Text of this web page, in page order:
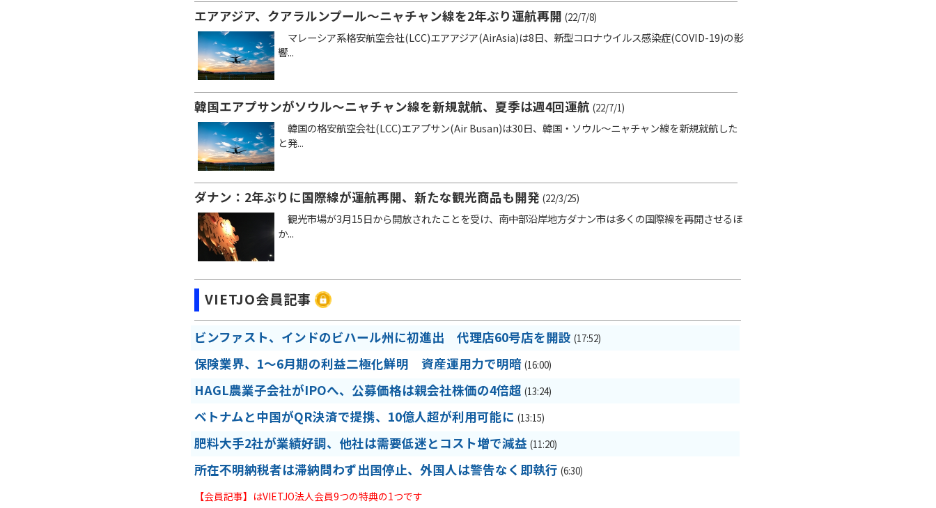
エアアジア、クアラルンプール～ニャチャン線を2年ぶり運航再開 (22/7/8)
マレーシア系格安航空会社(LCC)エアアジア(AirAsia)は8日、新型コロナウイルス感染症(COVID-19)の影
響...
韓国エアプサンがソウル～ニャチャン線を新規就航、夏季は週4回運航 (22/7/1)
韓国の格安航空会社(LCC)エアプサン(Air Busan)は30日、韓国・ソウル～ニャチャン線を新規就航した
と発...
ダナン：2年ぶりに国際線が運航再開、新たな観光商品も開発 (22/3/25)
観光市場が3月15日から開放されたことを受け、南中部沿岸地方ダナン市は多くの国際線を再開させるほ
か...
VIETJO会員記事
ビンファスト、インドのビハール州に初進出 代理店60号店を開設 (17:52)
保険業界、1～6月期の利益二極化鮮明 資産運用力で明暗 (16:00)
HAGL農業子会社がIPOへ、公募価格は親会社株価の4倍超 (13:24)
ベトナムと中国がQR決済で提携、10億人超が利用可能に (13:15)
肥料大手2社が業績好調、他社は需要低迷とコスト増で減益 (11:20)
所在不明納税者は滞納問わず出国停止、外国人は警告なく即執行 (6:30)
【会員記事】はVIETJO法人会員9つの特典の1つです